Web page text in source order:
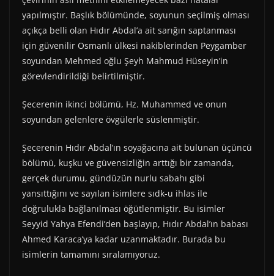
yapılmıştır. Başlık bölümünde, soyunun seçilmiş olması
açıkça belli olan Hıdır Abdal’a ait sarığın saptanması
için güvenilir Osmanlı ülkesi nakiblerinden Peygamber
soyundan Mehmed oğlu Şeyh Mahmud Hüseyin’in
görevlendirildiği belirtilmiştir.
Şecerenin ikinci bölümü, Hz. Muhammed ve onun
soyundan gelenlere övgülerle süslenmiştir.
Şecerenin Hıdır Abdal’ın soyağacına ait bulunan üçüncü
bölümü, kuşku ve güvensizliğin arttığı bir zamanda,
gerçek durumu, gündüzün nurlu sabahı gibi
yansıttığını ve sayılan isimlere sıdk-u ihlas ile
doğrulukla bağlanılması öğütlenmiştir. Bu isimler
Seyyid Yahya Efendi’den başlayıp, Hıdır Abdal’ın babası
Ahmed Karaca’ya kadar uzanmaktadır. Burada bu
isimlerin tamamını sıralamıyoruz.